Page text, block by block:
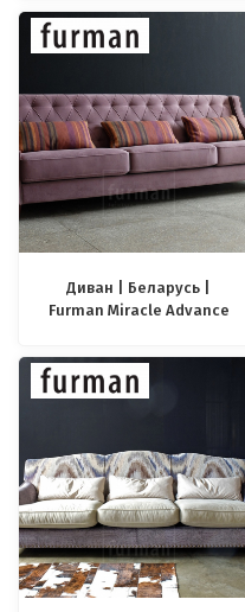
Диван | Беларусь |
Furman Miracle Advance